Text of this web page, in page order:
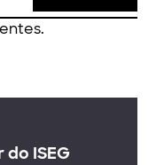
ISEG